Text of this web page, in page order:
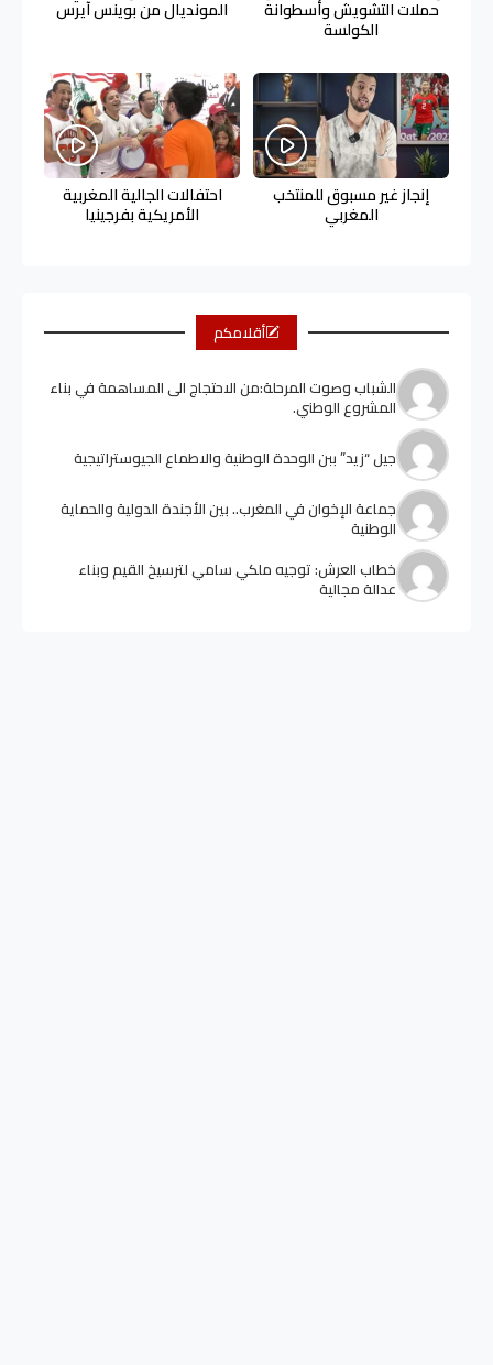
حملات التشويش وأسطوانة
الكولسة
المونديال من بوينس آيرس
إنجاز غير مسبوق للمنتخب
المغربي
احتفالات الجالية المغربية
الأمريكية بفرجينيا
أقلامكم
الشباب وصوت المرحلة:من الاحتجاج الى المساهمة في بناء
المشروع الوطني.
جيل “زيد” ببن الوحدة الوطنية والاطماع الجيوستراتيجية
جماعة الإخوان في المغرب.. بين الأجندة الدولية والحماية
الوطنية
خطاب العرش: توجيه ملكي سامي لترسيخ القيم وبناء
عدالة مجالية